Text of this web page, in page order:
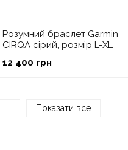
Розумний браслет Garmin
CIRQA сірий, розмір L-XL
12 400 грн
Показати все